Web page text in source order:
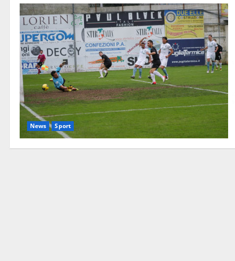
News Sport